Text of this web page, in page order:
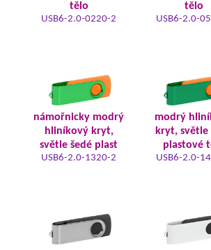
tělo
USB6-2.0-0220-2
tělo
USB6-2.0-
námořnicky modrý
hliníkový kryt,
světle šedé plast
USB6-2.0-1320-2
modrý
kryt, světle
plastové
USB6-2.0-